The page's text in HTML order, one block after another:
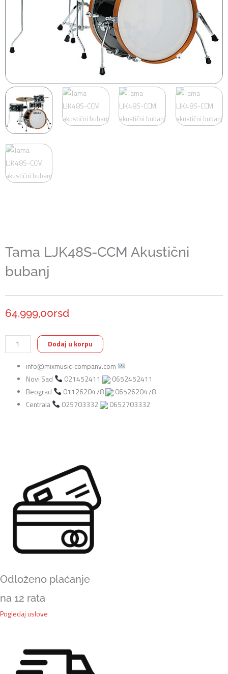
Tama LJK48S-CCM Akustični
bubanj
64.999,00rsd
Tama
LJK48S-
Akustični
bubanj
količina
Dodaj u korpu
info@mixmusic-company.com
Novi Sad
021452411
0652452411
Beograd
0112620478
0652620478
Centrala
025703332 0652703332
Odloženo plaćanje
na 12 rata
Pogledaj uslove